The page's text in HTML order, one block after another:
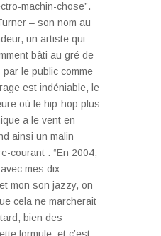
machin-chose”.
– son nom au
un artiste qui
bâti au gré de
le public comme
est indéniable, le
où le hip-hop plus
a le vent en
ainsi un malin
courant : “En 2004,
mes dix
mon son jazzy, on
cela ne marcherait
bien des